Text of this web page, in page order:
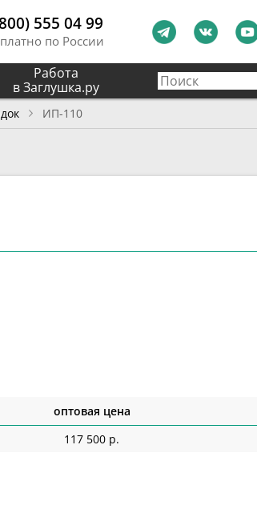
555 04 99
по России
Работа
в Заглушка.ру
ИП-110
оптовая цена
117 500 р.